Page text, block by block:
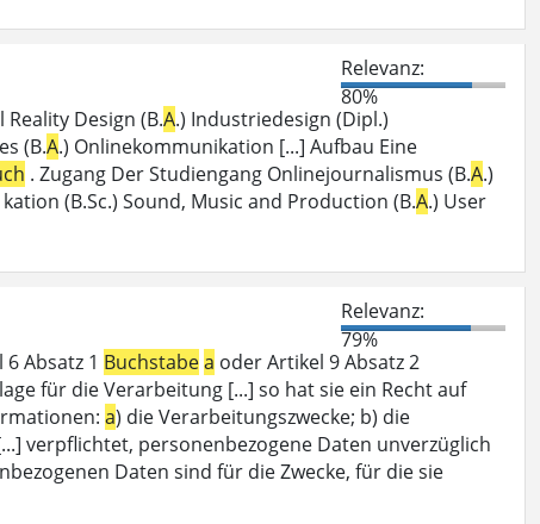
Relevanz:
80%
Design (B.A.) Industriedesign (Dipl.)
(B.A.) Onlinekommunikation [...] Aufbau Eine
. Zugang Der Studiengang Onlinejournalismus (B.A.)
(B.Sc.) Sound, Music and Production (B.A.) User
Relevanz:
79%
Absatz 1 Buchstabea oder Artikel 9 Absatz 2
für die Verarbeitung [...] so hat sie ein Recht auf
a) die Verarbeitungszwecke; b) die
verpflichtet, personenbezogene Daten unverzüglich
Daten sind für die Zwecke, für die sie